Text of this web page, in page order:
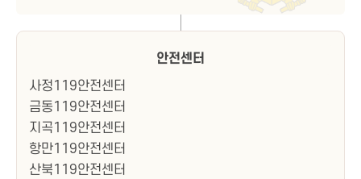
안전센터
사정119안전센터
금동119안전센터
지곡119안전센터
항만119안전센터
산북119안전센터